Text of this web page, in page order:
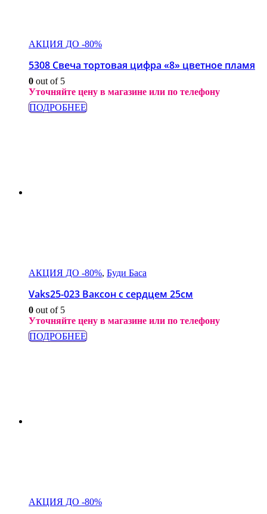
АКЦИЯ ДО -80%
5308 Свеча тортовая цифра «8» цветное пламя
0 out of 5
Уточняйте цену в магазине или по телефону
ПОДРОБНЕЕ
АКЦИЯ ДО -80%, Буди Баса
Vaks25-023 Ваксон с сердцем 25см
0 out of 5
Уточняйте цену в магазине или по телефону
ПОДРОБНЕЕ
АКЦИЯ ДО -80%